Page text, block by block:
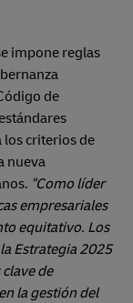
impone reglas
de
los criterios de
nueva
"Como líder
empresariales
equitativo. Los
Estrategia 2025
de
la gestión del